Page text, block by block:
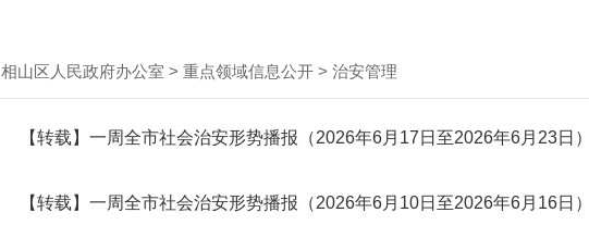
相山区人民政府办公室 > 重点领域信息公开 > 治安管理
【转载】一周全市社会治安形势播报（2026年6月17日至2026年6月23日）
【转载】一周全市社会治安形势播报（2026年6月10日至2026年6月16日）